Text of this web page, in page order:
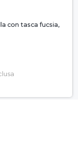
con tasca fucsia,